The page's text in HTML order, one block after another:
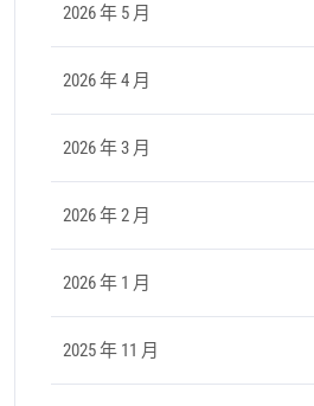
2026 年 5 月
2026 年 4 月
2026 年 3 月
2026 年 2 月
2026 年 1 月
2025 年 11 月